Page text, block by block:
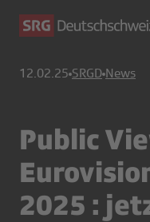
12.02.25 SRGD News
Public
2025 :